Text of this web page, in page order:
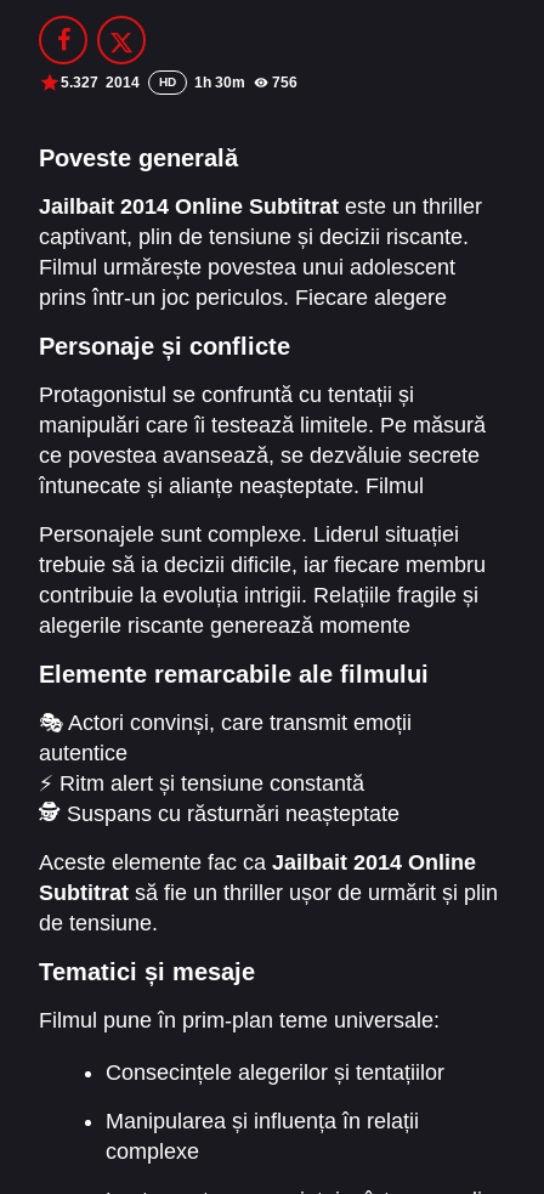
Filme Online 2014
Filme Online 2012 Filme Online 2011
DMCA
SERIALE ONLINE
TERMENI ȘI CONDIȚII
CONTACT
5.327 2014 HD 1h 30m 756
Poveste generală
Jailbait 2014 Online Subtitrat este un thriller
captivant, plin de tensiune și decizii riscante.
Filmul urmărește povestea unui adolescent
prins într-un joc periculos. Fiecare alegere
suspansul constant fac din acest film o
experiență memorabilă pentru fanii genului
thriller.
Personaje și conflicte
Protagonistul se confruntă cu tentații și
manipulări care îi testează limitele. Pe măsură
ce povestea avansează, se dezvăluie secrete
întunecate și alianțe neașteptate. Filmul
conflictele emoționale și morale.
Personajele sunt complexe. Liderul situației
trebuie să ia decizii dificile, iar fiecare membru
contribuie la evoluția intrigii. Relațiile fragile și
alegerile riscante generează momente
Elemente remarcabile ale filmului
🎭 Actori convinși, care transmit emoții
autentice
⚡ Ritm alert și tensiune constantă
🕵️ Suspans cu răsturnări neașteptate
dificile
🎬 Poveste realistă, cu dramatism și conflict
psihologic
Aceste elemente fac ca Jailbait 2014 Online
Subtitrat să fie un thriller ușor de urmărit și plin
de tensiune.
Tematici și mesaje
Filmul pune în prim-plan teme universale:
Consecințele alegerilor și tentațiilor
Manipularea și influența în relații
complexe